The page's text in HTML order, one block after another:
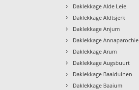
› Daklekkage Alde Leie
› Daklekkage Aldtsjerk
› Daklekkage Anjum
› Daklekkage Annaparochie
› Daklekkage Arum
› Daklekkage Augsbuurt
› Daklekkage Baaiduinen
› Daklekkage Baaium